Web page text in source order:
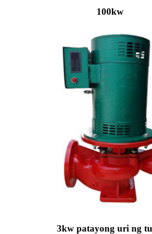
100kw
3kw patayong uri ng